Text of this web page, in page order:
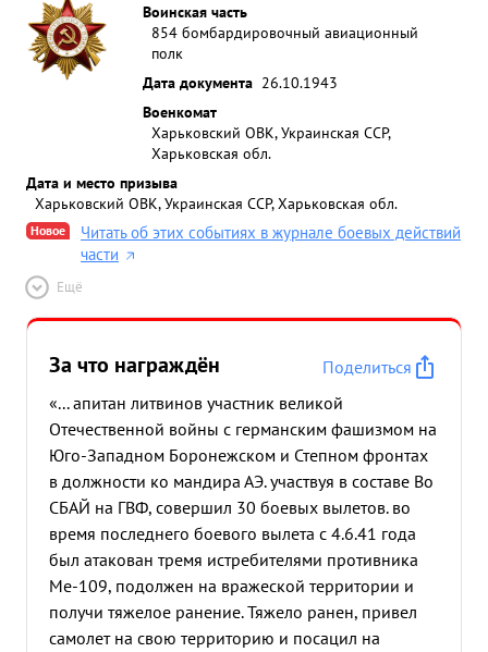
Воинская часть
854 бомбардировочный авиационный
полк
Дата документа 26.10.1943
Военкомат
Харьковский ОВК, Украинская ССР,
Харьковская обл.
Дата и место призыва
Харьковский ОВК, Украинская ССР, Харьковская обл.
Новое
Читать об этих событиях в журнале боевых действий
части
Ещё
За что награждён
Поделиться
«... апитан литвинов участник великой
Отечественной войны с германским фашизмом на
Юго-Западном Боронежском и Степном фронтах
в должности ко мандира АЭ. участвуя в составе Во
СБАЙ на ГВФ, совершил 30 боевых вылетов. во
время последнего боевого вылета с 4.6.41 года
был атакован тремя истребителями противника
Ме-109, подолжен на вражеской территории и
получи тяжелое ранение. Тяжело ранен, привел
самолет на свою территорию и посацил на